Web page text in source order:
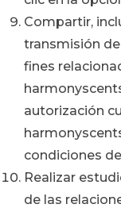
Compartir,
transmisión
fines
autorización
condiciones
Realizar
de las